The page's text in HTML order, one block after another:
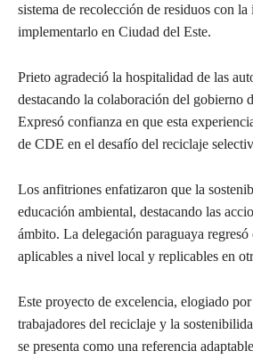
sistema de recolección de residuos con
implementarlo en Ciudad del Este.
Prieto agradeció la hospitalidad de las
destacando la colaboración del gobierno
Expresó confianza en que esta
de CDE en el desafío del reciclaje
Los anfitriones enfatizaron que la
educación ambiental, destacando las
ámbito. La delegación paraguaya
aplicables a nivel local y replicables en
Este proyecto de excelencia, elogiado
trabajadores del reciclaje y la
se presenta como una referencia